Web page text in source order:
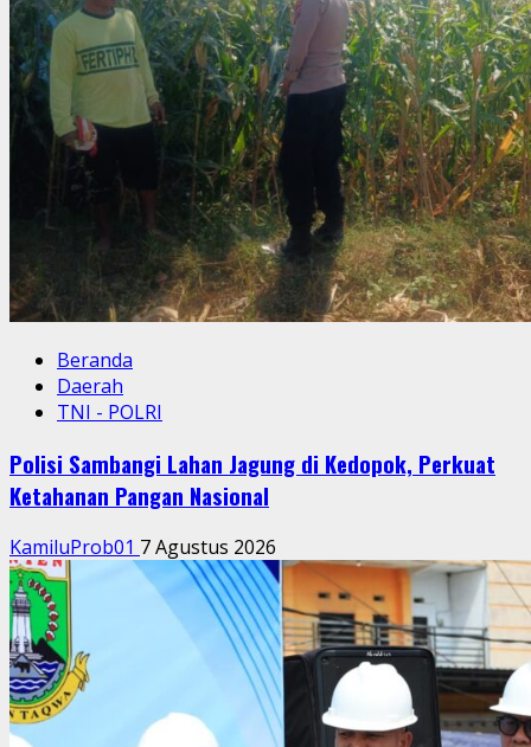
Beranda
Daerah
TNI - POLRI
Polisi Sambangi Lahan Jagung di Kedopok, Perkuat
Ketahanan Pangan Nasional
KamiluProb01 7 Agustus 2026